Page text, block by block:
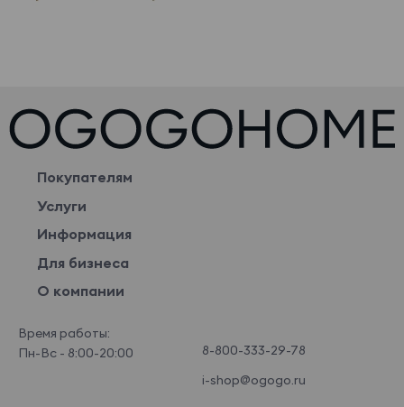
Покупателям
Услуги
Информация
Для бизнеса
О компании
Время работы:
Пн-Вс - 8:00-20:00
8-800-333-29-78
i-shop@ogogo.ru